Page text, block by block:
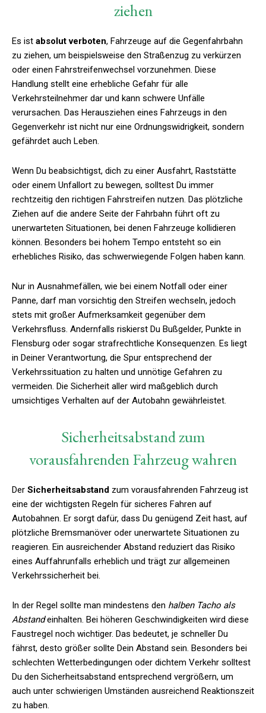
ziehen
Es ist absolut verboten, Fahrzeuge auf die Gegenfahrbahn
zu ziehen, um beispielsweise den Straßenzug zu verkürzen
oder einen Fahrstreifenwechsel vorzunehmen. Diese
Handlung stellt eine erhebliche Gefahr für alle
Verkehrsteilnehmer dar und kann schwere Unfälle
verursachen. Das Herausziehen eines Fahrzeugs in den
Gegenverkehr ist nicht nur eine Ordnungswidrigkeit, sondern
gefährdet auch Leben.
Wenn Du beabsichtigst, dich zu einer Ausfahrt, Raststätte
oder einem Unfallort zu bewegen, solltest Du immer
rechtzeitig den richtigen Fahrstreifen nutzen. Das plötzliche
Ziehen auf die andere Seite der Fahrbahn führt oft zu
unerwarteten Situationen, bei denen Fahrzeuge kollidieren
können. Besonders bei hohem Tempo entsteht so ein
erhebliches Risiko, das schwerwiegende Folgen haben kann.
Nur in Ausnahmefällen, wie bei einem Notfall oder einer
Panne, darf man vorsichtig den Streifen wechseln, jedoch
stets mit großer Aufmerksamkeit gegenüber dem
Verkehrsfluss. Andernfalls riskierst Du Bußgelder, Punkte in
Flensburg oder sogar strafrechtliche Konsequenzen. Es liegt
in Deiner Verantwortung, die Spur entsprechend der
Verkehrssituation zu halten und unnötige Gefahren zu
vermeiden. Die Sicherheit aller wird maßgeblich durch
umsichtiges Verhalten auf der Autobahn gewährleistet.
Sicherheitsabstand zum
vorausfahrenden Fahrzeug wahren
Der Sicherheitsabstand zum vorausfahrenden Fahrzeug ist
eine der wichtigsten Regeln für sicheres Fahren auf
Autobahnen. Er sorgt dafür, dass Du genügend Zeit hast, auf
plötzliche Bremsmanöver oder unerwartete Situationen zu
reagieren. Ein ausreichender Abstand reduziert das Risiko
eines Auffahrunfalls erheblich und trägt zur allgemeinen
Verkehrssicherheit bei.
In der Regel sollte man mindestens den halben Tacho als
Abstandeinhalten. Bei höheren Geschwindigkeiten wird diese
Faustregel noch wichtiger. Das bedeutet, je schneller Du
fährst, desto größer sollte Dein Abstand sein. Besonders bei
schlechten Wetterbedingungen oder dichtem Verkehr solltest
Du den Sicherheitsabstand entsprechend vergrößern, um
auch unter schwierigen Umständen ausreichend Reaktionszeit
zu haben.